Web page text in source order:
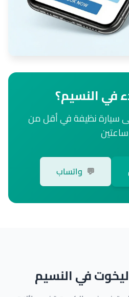
في النسيم؟
سيارة نظيفة في أقل من
ساعتين
💬 واتساب
في النسيم